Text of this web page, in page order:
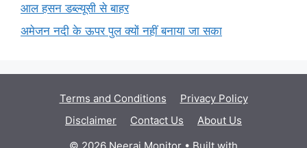
आल हसन डब्ल्यूसी से बाहर
अमेजन नदी के ऊपर पुल क्यों नहीं बनाया जा सका
Terms and Conditions
Privacy Policy
Disclaimer
Contact Us
About Us